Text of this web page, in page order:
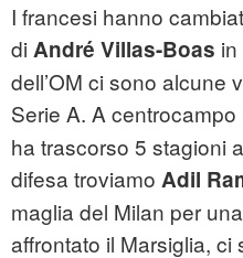
I francesi hanno
di André Villas-Boas
dell’OM ci sono alcune
Serie A. A centrocampo
ha trascorso 5 stagioni
difesa troviamo Adil
maglia del Milan per
affrontato il Marsiglia,